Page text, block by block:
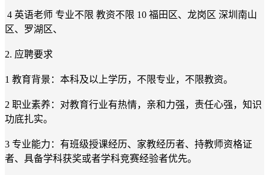
4 英语老师 专业不限 教资不限 10 福田区、龙岗区 深圳南山
区、罗湖区、
2. 应聘要求
1 教育背景：本科及以上学历，不限专业，不限教资。
2 职业素养：对教育行业有热情，亲和力强，责任心强，知识
功底扎实。
3 专业能力：有班级授课经历、家教经历者、持教师资格证
者、具备学科获奖或者学科竞赛经验者优先。